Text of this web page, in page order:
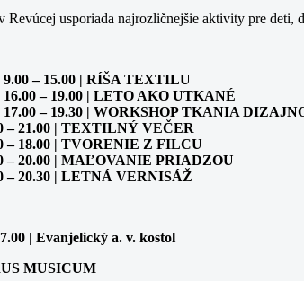
Revúcej usporiada najrozličnejšie aktivity pre deti,
9.00 – 15.00 | RÍŠA TEXTILU
16.00 – 19.00 | LETO AKO UTKANÉ
17.00 – 19.30 | WORKSHOP TKANIA
– 21.00 | TEXTILNÝ VEČER
– 18.00 | TVORENIE Z FILCU
– 20.00 | MAĽOVANIE PRIADZOU
– 20.30 | LETNÁ VERNISÁŽ
| Evanjelický a. v. kostol
MUSICUM